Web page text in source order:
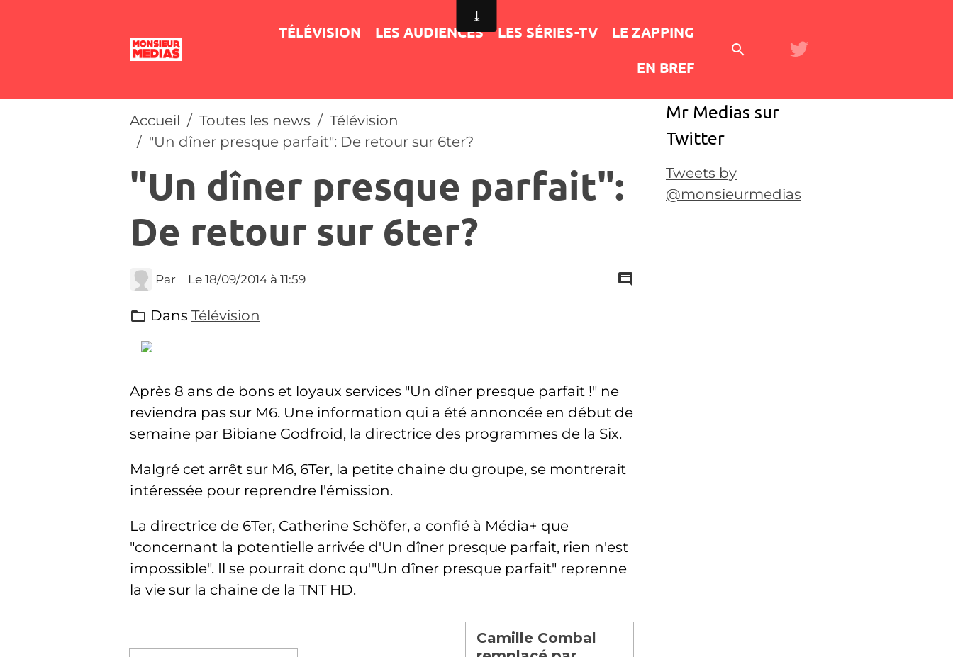
TÉLÉVISION LES AUDIENCES LES SÉRIES-TV
LE ZAPPING
EN BREF
Accueil Toutes les news
Télévision
"Un dîner presque parfait": De retour sur 6ter?
"Un dîner presque parfait":
De retour sur 6ter?
Par Le 18/09/2014 à 11:59
Dans Télévision
Après 8 ans de bons et loyaux services "Un dîner presque parfait !" ne
reviendra pas sur M6. Une information qui a été annoncée en début de
semaine par Bibiane Godfroid, la directrice des programmes de la Six.
Malgré cet arrêt sur M6, 6Ter, la petite chaine du groupe, se montrerait
intéressée pour reprendre l'émission.
La directrice de 6Ter, Catherine Schöfer, a confié à Média+ que
"concernant la potentielle arrivée d'Un dîner presque parfait, rien n'est
impossible". Il se pourrait donc qu'"Un dîner presque parfait" reprenne
la vie sur la chaine de la TNT HD.
Camille Combal
Mr Medias sur
Twitter
Tweets by
@monsieurmedias